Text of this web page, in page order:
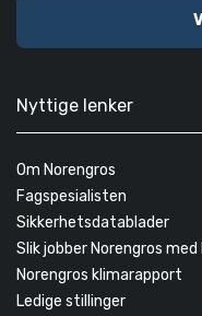
Nyttige lenker
Om Norengros
Fagspesialisten
Sikkerhetsdatablader
Slik jobber Norengros
Norengros klimarapport
Ledige stillinger